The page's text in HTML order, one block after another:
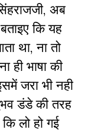
अब
कि यह
था, ना तो
ही भाषा की
जरा भी नही
डंडे की तरह
लो हो गई